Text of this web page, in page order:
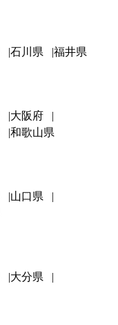
石川県 福井県
大阪府
和歌山県
山口県
大分県